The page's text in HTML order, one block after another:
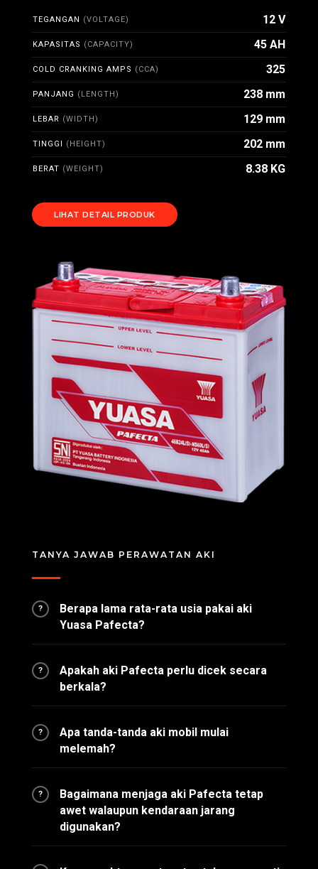
TEGANGAN (VOLTAGE) 12 V
KAPASITAS (CAPACITY) 45 AH
COLD CRANKING AMPS (CCA) 325
PANJANG (LENGTH) 238 mm
LEBAR (WIDTH) 129 mm
TINGGI (HEIGHT) 202 mm
BERAT (WEIGHT) 8.38 KG
LIHAT DETAIL PRODUK
TANYA JAWAB PERAWATAN AKI
?
Berapa lama rata-rata usia pakai aki
Yuasa Pafecta?
?
Apakah aki Pafecta perlu dicek secara
berkala?
?
Apa tanda-tanda aki mobil mulai
melemah?
?
Bagaimana menjaga aki Pafecta tetap
awet walaupun kendaraan jarang
digunakan?